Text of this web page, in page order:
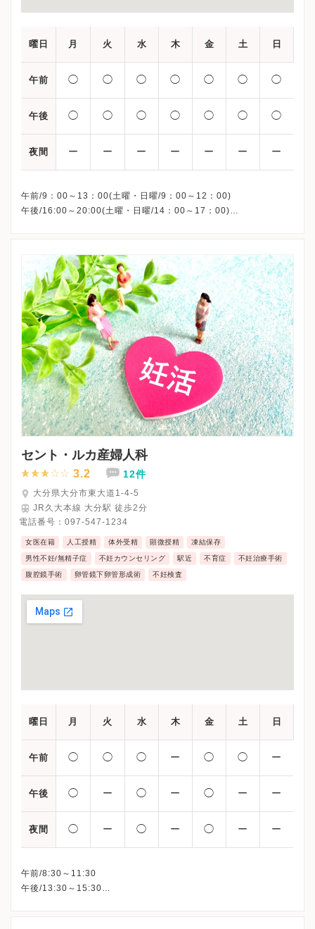
曜日 月 火 水 木 金 土 日
午前 ◯ ◯ ◯ ◯ ◯ ◯ ◯
午後 ◯ ◯ ◯ ◯ ◯ ◯ ◯
夜間 ー ー ー ー ー ー ー
午前/9：00～13：00(土曜・日曜/9：00～12：00)
午後/16:00～20:00(土曜・日曜/14：00～17：00)
セント・ルカ産婦人科
3.2 12件
大分県大分市東大道1-4-5
JR久大本線 大分駅 徒歩2分
電話番号： 097-547-1234
女医在籍 人工授精 体外受精 顕微授精 凍結保存
男性不妊/無精子症 不妊カウンセリング 駅近 不育症 不妊治療手術
腹腔鏡手術 卵管鏡下卵管形成術 不妊検査
曜日 月 火 水 木 金 土 日
午前 ◯ ◯ ◯ ー ◯ ◯ ー
午後 ◯ ー ◯ ー ◯ ー ー
夜間 ◯ ー ◯ ー ◯ ー ー
午前/8:30～11:30
午後/13:30～15:30